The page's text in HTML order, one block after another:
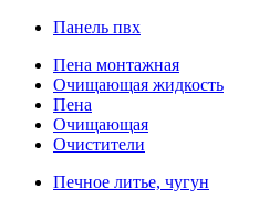
Панель пвх
Пена монтажная
Очищающая жидкость
Пена
Очищающая
Очистители
Печное литье, чугун